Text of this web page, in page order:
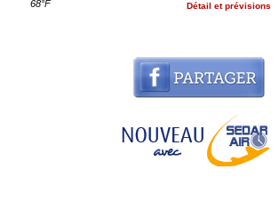
68°F Détail et prévisions